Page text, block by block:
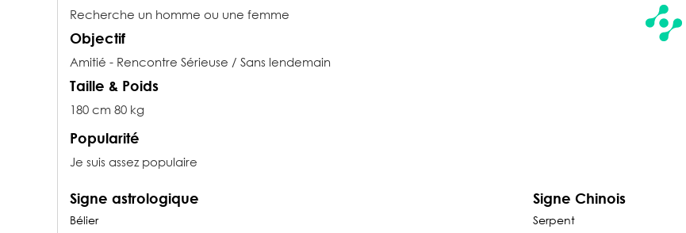
Recherche un homme ou une femme
Objectif
Amitié - Rencontre Sérieuse / Sans lendemain
Taille & Poids
180 cm 80 kg
Popularité
Je suis assez populaire
Signe astrologique
Bélier
Signe Chinois
Serpent